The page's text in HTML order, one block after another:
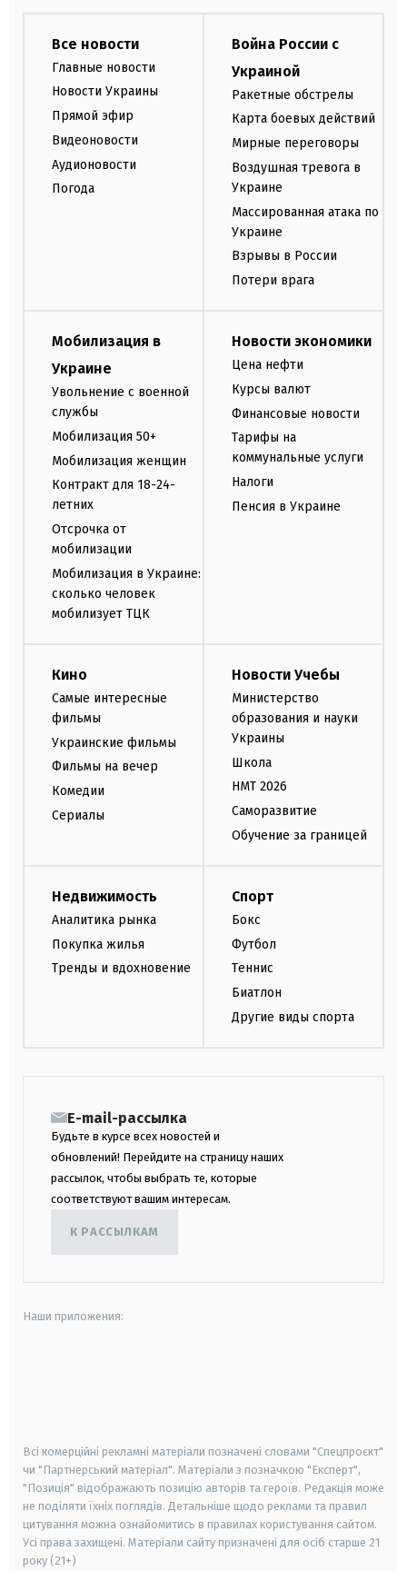
Все новости
Главные новости
Новости Украины
Прямой эфир
Видеоновости
Аудионовости
Погода
Война России с
Украиной
Ракетные обстрелы
Карта боевых действий
Мирные переговоры
Воздушная тревога в
Украине
Массированная атака по
Украине
Взрывы в России
Потери врага
Мобилизация в
Украине
Увольнение с военной
службы
Мобилизация 50+
Мобилизация женщин
Контракт для 18-24-
летних
Отсрочка от
мобилизации
Мобилизация в Украине:
сколько человек
мобилизует ТЦК
Новости экономики
Цена нефти
Курсы валют
Финансовые новости
Тарифы на
коммунальные услуги
Налоги
Пенсия в Украине
Кино
Самые интересные
фильмы
Украинские фильмы
Фильмы на вечер
Комедии
Сериалы
Новости Учебы
Министерство
образования и науки
Украины
Школа
НМТ 2026
Саморазвитие
Обучение за границей
Недвижимость
Аналитика рынка
Покупка жилья
Тренды и вдохновение
Спорт
Бокс
Футбол
Теннис
Биатлон
Другие виды спорта
E-mail-рассылка
Будьте в курсе всех новостей и
обновлений! Перейдите на страницу наших
рассылок, чтобы выбрать те, которые
соответствуют вашим интересам.
К РАССЫЛКАМ
Наши приложения:
Всі комерційні рекламні матеріали позначені словами "Спецпроєкт"
чи "Партнерський матеріал". Матеріали з позначкою "Експерт",
"Позиція" відображають позицію авторів та героїв. Редакція може
не поділяти їхніх поглядів. Детальніше щодо реклами та правил
цитування можна ознайомитись в правилах користування сайтом.
Усі права захищені. Матеріали сайту призначені для осіб старше 21
року (21+)